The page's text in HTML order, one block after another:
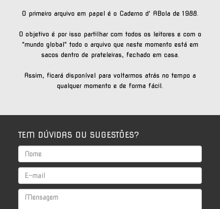
O primeiro arquivo em papel é o Caderno d' ABola de 1988.
O objetivo é por isso partilhar com todos os leitores e com o
"mundo global" todo o arquivo que neste momento está em
sacos dentro de prateleiras, fechado em casa.
Assim, ficará disponível para voltarmos atrás no tempo a
qualquer momento e de forma fácil.
TEM DÚVIDAS OU SUGESTÕES?